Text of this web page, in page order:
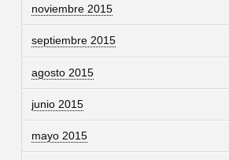
noviembre 2015
septiembre 2015
agosto 2015
junio 2015
mayo 2015